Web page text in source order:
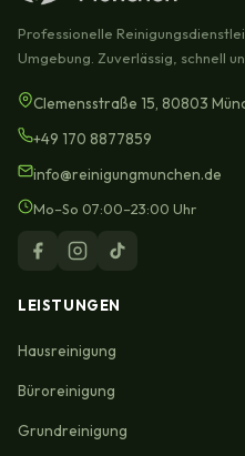
Professionelle
Umgebung. Zuverlässig, schnell
Clemensstraße 15, 80803
+49 170 8877859
info@reinigungmunchen.de
Mo–So 07:00–23:00 Uhr
LEISTUNGEN
Hausreinigung
Büroreinigung
Grundreinigung